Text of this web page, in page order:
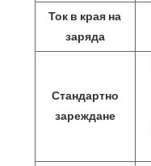
Ток в края на
заряда
Стандартно
зареждане